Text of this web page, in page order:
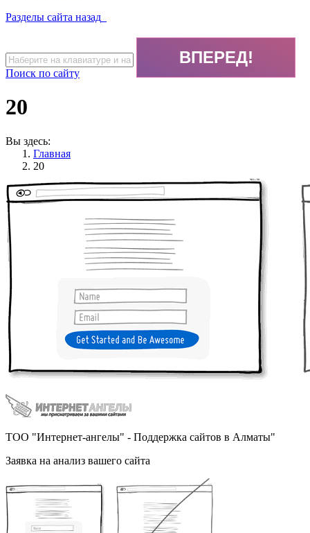
Разделы сайта назад
Поиск по сайту
20
Вы здесь:
Главная
20
ТОО "Интернет-ангелы" - Поддержка сайтов в Алматы"
Заявка на анализ вашего сайта